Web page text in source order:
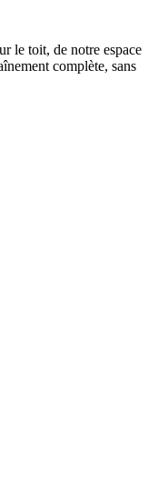
le toit, de notre espace
complète, sans